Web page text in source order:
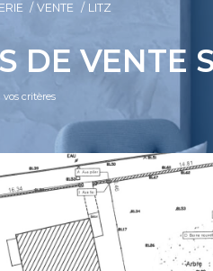
VENTE LITZ
DE VENTE
critères